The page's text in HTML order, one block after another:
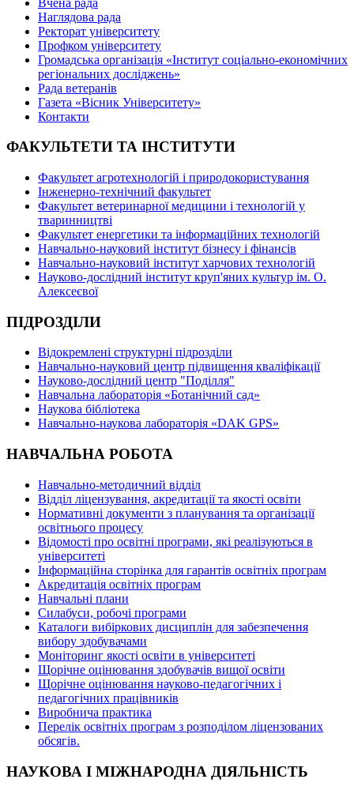
Наглядова рада
Ректорат університету
Профком університету
Громадська організація «Інститут соціально-економічних
регіональних досліджень»
Рада ветеранів
Газета «Вісник Університету»
Контакти
ФАКУЛЬТЕТИ ТА ІНСТИТУТИ
Факультет агротехнологій і природокористування
Інженерно-технічний факультет
Факультет ветеринарної медицини і технологій у
тваринництві
Факультет енергетики та інформаційних технологій
Навчально-науковий інститут бізнесу і фінансів
Навчально-науковий інститут харчових технологій
Науково-дослідний інститут круп'яних культур ім. О.
Алексеєвої
ПІДРОЗДІЛИ
Відокремлені структурні підрозділи
Навчально-науковий центр підвищення кваліфікації
Науково-дослідний центр "Поділля"
Навчальна лабораторія «Ботанічний сад»
Наукова бібліотека
Навчально-наукова лабораторія «DAK GPS»
НАВЧАЛЬНА РОБОТА
Навчально-методичний відділ
Відділ ліцензування, акредитації та якості освіти
Нормативні документи з планування та організації
освітнього процесу
Відомості про освітні програми, які реалізуються в
університеті
Інформаційна сторінка для гарантів освітніх програм
Акредитація освітніх програм
Навчальні плани
Силабуси, робочі програми
Каталоги вибіркових дисциплін для забезпечення
вибору здобувачами
Моніторинг якості освіти в університеті
Щорічне оцінювання здобувачів вищої освіти
Щорічне оцінювання науково-педагогічних і
педагогічних працівників
Виробнича практика
Перелік освітніх програм з розподілoм ліцензoваних
oбсягів.
НАУКОВА І МІЖНАРОДНА ДІЯЛЬНІСТЬ